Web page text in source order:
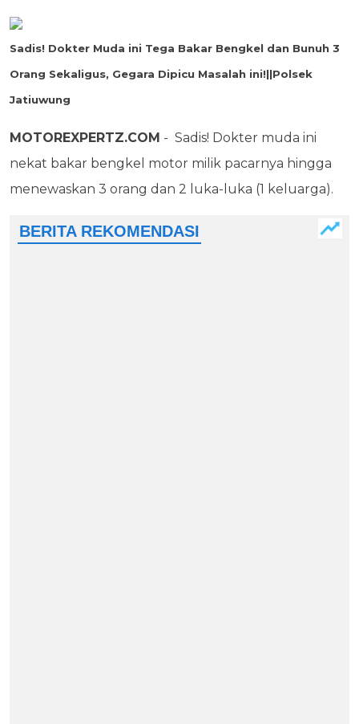
Sadis! Dokter Muda ini Tega Bakar Bengkel dan Bunuh 3
Orang Sekaligus, Gegara Dipicu Masalah ini!||Polsek
Jatiuwung
MOTOREXPERTZ.COM - Sadis! Dokter muda ini
nekat bakar bengkel motor milik pacarnya hingga
menewaskan 3 orang dan 2 luka-luka (1 keluarga).